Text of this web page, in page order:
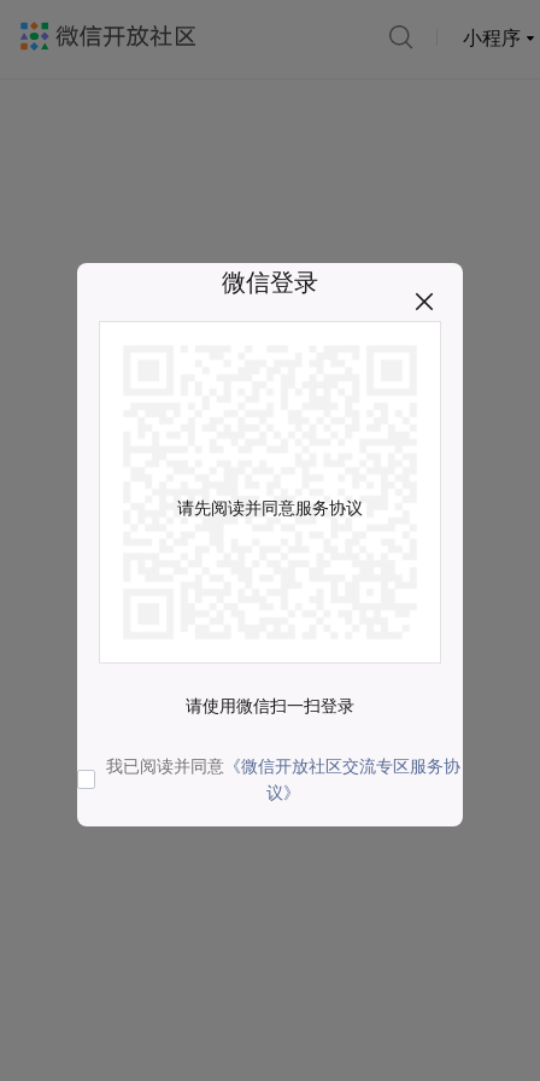
小程序
微信登录
请先阅读并同意服务协议
请使用微信扫一扫登录
我已阅读并同意 《微信开放社区交流专区服务协
议》